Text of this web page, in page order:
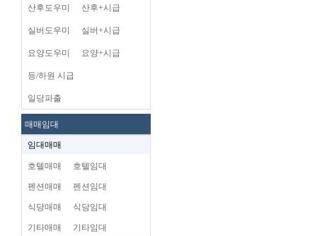
산후도우미 산후+시급
실버도우미 실버+시급
요양도우미 요양+시급
등/하원 시급
일당파출
매매임대
임대매매
호텔매매 호텔임대
펜션매매 펜션임대
식당매매 식당임대
기타매매 기타임대